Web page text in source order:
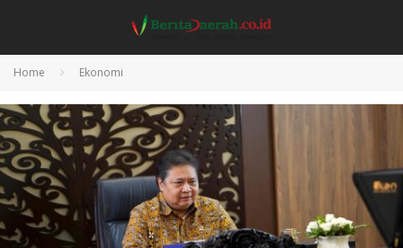
Home Ekonomi